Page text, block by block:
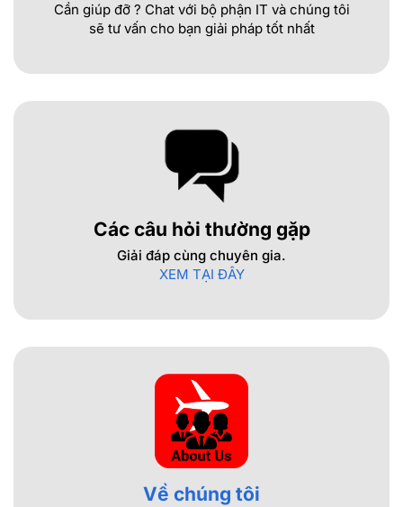
Cần giúp đỡ ? Chat với bộ phận IT và chúng tôi
sẽ tư vấn cho bạn giải pháp tốt nhất
Các câu hỏi thường gặp
Giải đáp cùng chuyên gia.
XEM TẠI ĐÂY
Về chúng tôi